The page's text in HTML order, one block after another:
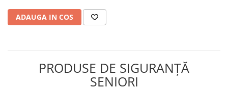
ADAUGA IN COS
PRODUSE DE SIGURANȚĂ
SENIORI